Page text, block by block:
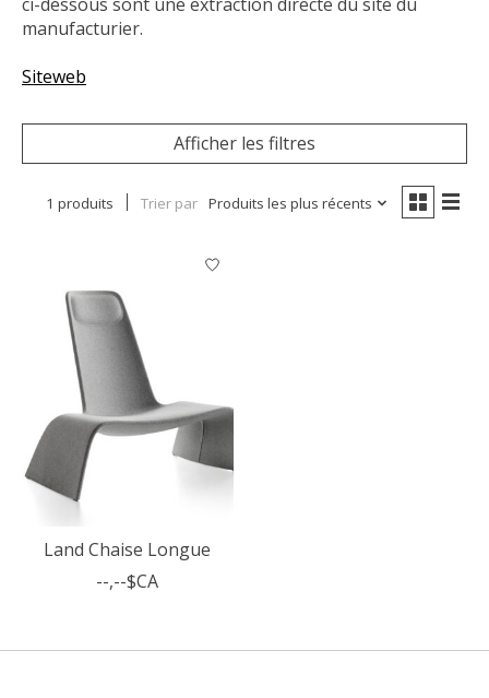
manufacturier.
Siteweb
Afficher les filtres
1 produits Trier par Produits les plus récents
Land Chaise Longue
--,--$CA